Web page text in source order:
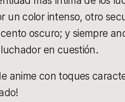
un color intenso, otro
oscuro; y siempre
en cuestión.
anime con toques